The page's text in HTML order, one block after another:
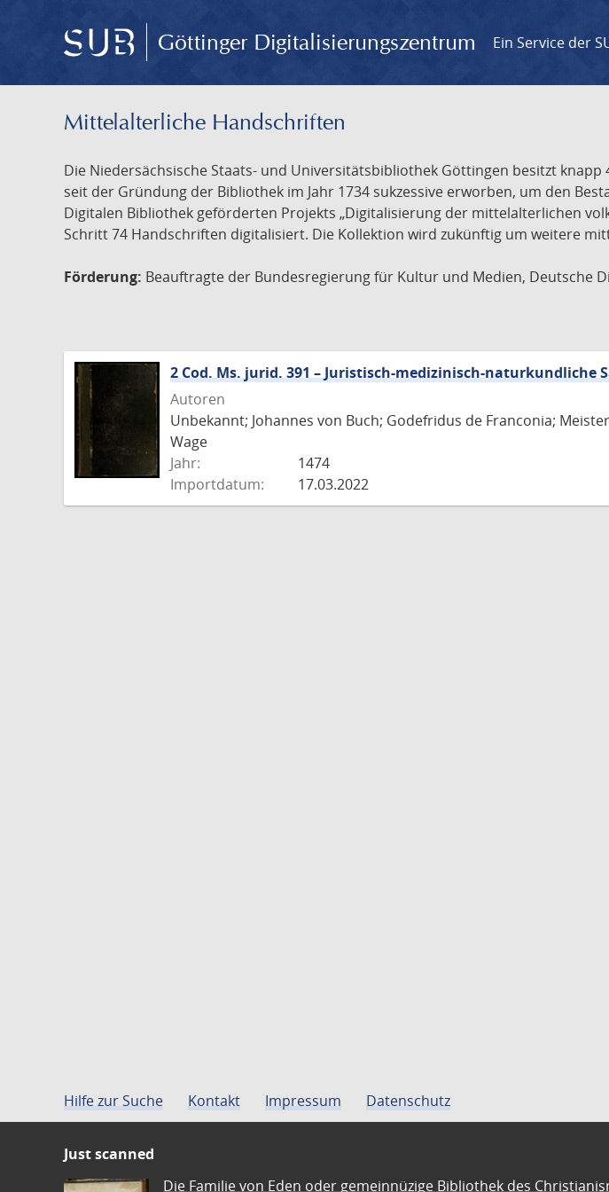
Göttinger Digitalisierungszentrum Ein Service der
Mittelalterliche Handschriften
Die Niedersächsische Staats- und Universitätsbibliothek Göttingen besitzt
seit der Gründung der Bibliothek im Jahr 1734 sukzessive erworben, um den
Digitalen Bibliothek geförderten Projekts „Digitalisierung der mittelalterlichen
Schritt 74 Handschriften digitalisiert. Die Kollektion wird zukünftig um weitere
Förderung: Beauftragte der Bundesregierung für Kultur und Medien, Deutsche
2 Cod. Ms. jurid. 391 – Juristisch-medizinisch-naturkundliche
Autoren
Unbekannt; Johannes von Buch; Godefridus de Franconia;
Wage
Jahr:
1474
Importdatum:
17.03.2022
Hilfe zur Suche Kontakt Impressum Datenschutz
Just scanned
Die Familie von Eden oder gemeinnüzige Bibliothek des